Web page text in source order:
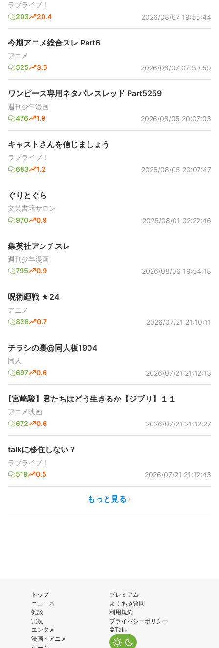
ラブライブ！
203
20.4 2026/08/07 19:55:44
今期アニメ総合スレ Part6
アニメ
525
3.5 2026/08/07 07:39:59
ワンピース専用ネタバレスレッド Part5259
週刊少年漫画
476
1.9 2026/08/05 20:07:03
キャストさんを信じましょう
ラブライブ！
683
1.2 2026/08/05 20:07:47
ぐりとぐら
文芸書籍サロン
970
0.9 2026/08/01 02:22:46
集英社アンチスレ
週刊少年漫画
795
0.9 2026/08/06 19:54:18
呪術廻戦 ★24
アニメ
826
0.7 2026/07/21 21:10:11
チラシの裏@同人板1904
同人
697
0.6 2026/07/21 21:12:13
【宮崎駿】君たちはどう生きるか【ジブリ】１１
アニメ映画
672
0.6 2026/07/21 21:12:27
talkに移住しない？
ラブライブ！
519
0.5 2026/07/21 21:12:43
もっと見る
トップ
ニュース
雑談
実況
エンタメ
漫画・アニメ
プレミアム
よくある質問
利用規約
プライバシーポリシー
©Talk